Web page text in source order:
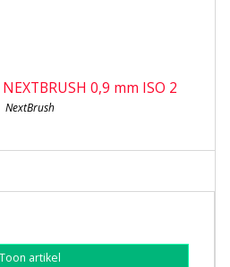
0,9 mm ISO 2
NextBrush
Toon artikel